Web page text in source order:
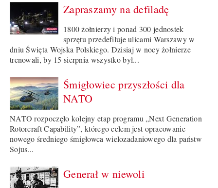
Zapraszamy na defiladę
1800 żołnierzy i ponad 300 jednostek
sprzętu przedefiluje ulicami Warszawy w
dniu Święta Wojska Polskiego. Dzisiaj w nocy żołnierze
trenowali, by 15 sierpnia wszystko był...
Śmigłowiec przyszłości dla
NATO
NATO rozpoczęło kolejny etap programu „Next Generation
Rotorcraft Capability”, którego celem jest opracowanie
nowego średniego śmigłowca wielozadaniowego dla państw
Sojus...
Generał w niewoli